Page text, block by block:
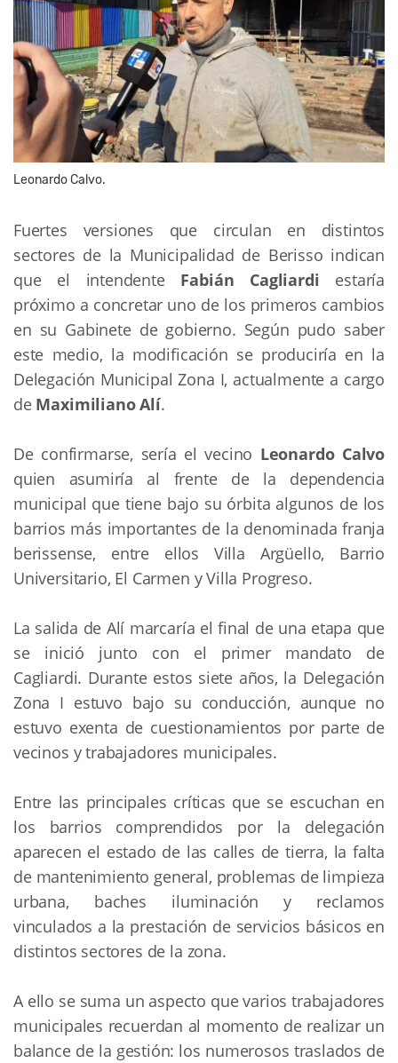
Leonardo Calvo.
Fuertes versiones que circulan en distintos
sectores de la Municipalidad de Berisso indican
que el intendente Fabián Cagliardi estaría
próximo a concretar uno de los primeros cambios
en su Gabinete de gobierno. Según pudo saber
este medio, la modificación se produciría en la
Delegación Municipal Zona I, actualmente a cargo
de Maximiliano Alí.
De confirmarse, sería el vecino Leonardo Calvo
quien asumiría al frente de la dependencia
municipal que tiene bajo su órbita algunos de los
barrios más importantes de la denominada franja
berissense, entre ellos Villa Argüello, Barrio
Universitario, El Carmen y Villa Progreso.
La salida de Alí marcaría el final de una etapa que
se inició junto con el primer mandato de
Cagliardi. Durante estos siete años, la Delegación
Zona I estuvo bajo su conducción, aunque no
estuvo exenta de cuestionamientos por parte de
vecinos y trabajadores municipales.
Entre las principales críticas que se escuchan en
los barrios comprendidos por la delegación
aparecen el estado de las calles de tierra, la falta
de mantenimiento general, problemas de limpieza
urbana, baches iluminación y reclamos
vinculados a la prestación de servicios básicos en
distintos sectores de la zona.
A ello se suma un aspecto que varios trabajadores
municipales recuerdan al momento de realizar un
balance de la gestión: los numerosos traslados de